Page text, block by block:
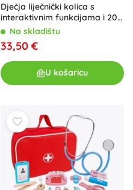
Dječja liječnički kolica s
interaktivnim funkcijama i 20+
dodatcima
Na skladištu
33,50 €
U košaricu